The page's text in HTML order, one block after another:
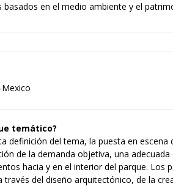
en el medio ambiente y el
temático?
definición del tema, la puesta en escena
de la demanda objetiva, una adecuada
hacia y en el interior del parque. Los
del diseño arquitectónico, de la